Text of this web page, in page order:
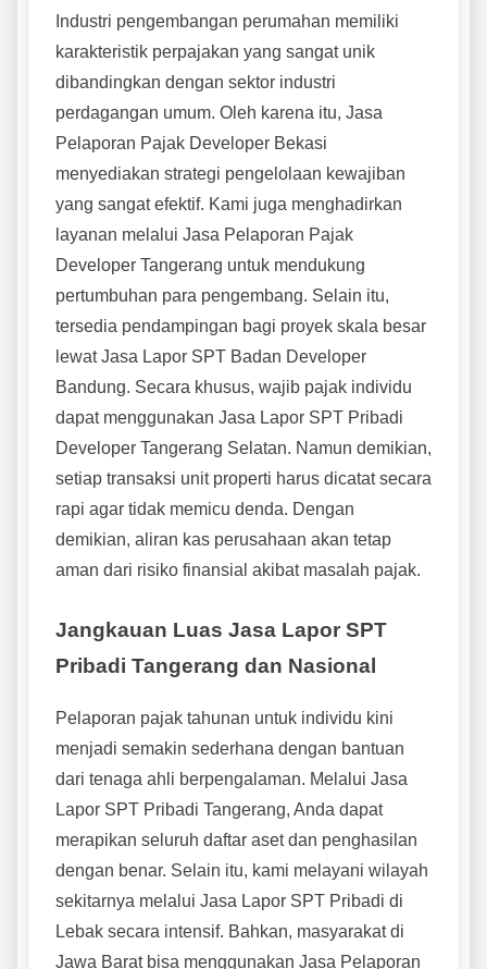
Industri pengembangan perumahan memiliki
karakteristik perpajakan yang sangat unik
dibandingkan dengan sektor industri
perdagangan umum. Oleh karena itu, Jasa
Pelaporan Pajak Developer Bekasi
menyediakan strategi pengelolaan kewajiban
yang sangat efektif. Kami juga menghadirkan
layanan melalui Jasa Pelaporan Pajak
Developer Tangerang untuk mendukung
pertumbuhan para pengembang. Selain itu,
tersedia pendampingan bagi proyek skala besar
lewat Jasa Lapor SPT Badan Developer
Bandung. Secara khusus, wajib pajak individu
dapat menggunakan Jasa Lapor SPT Pribadi
Developer Tangerang Selatan. Namun demikian,
setiap transaksi unit properti harus dicatat secara
rapi agar tidak memicu denda. Dengan
demikian, aliran kas perusahaan akan tetap
aman dari risiko finansial akibat masalah pajak.
Jangkauan Luas Jasa Lapor SPT
Pribadi Tangerang dan Nasional
Pelaporan pajak tahunan untuk individu kini
menjadi semakin sederhana dengan bantuan
dari tenaga ahli berpengalaman. Melalui Jasa
Lapor SPT Pribadi Tangerang, Anda dapat
merapikan seluruh daftar aset dan penghasilan
dengan benar. Selain itu, kami melayani wilayah
sekitarnya melalui Jasa Lapor SPT Pribadi di
Lebak secara intensif. Bahkan, masyarakat di
Jawa Barat bisa menggunakan Jasa Pelaporan